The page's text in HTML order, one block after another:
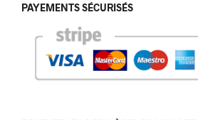
PAYEMENTS SÉCURISÉS